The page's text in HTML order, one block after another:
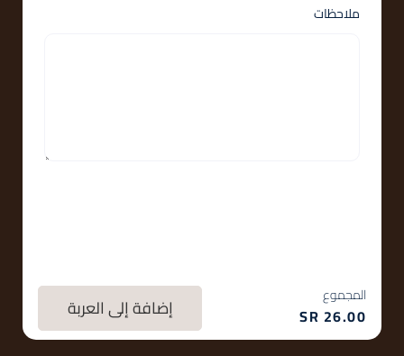
ملاحظات
المجموع
26.00 إضافة إلى العربة